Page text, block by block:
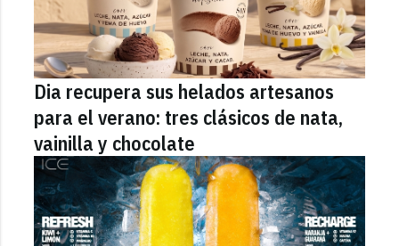
Dia recupera sus helados artesanos
para el verano: tres clásicos de nata,
vainilla y chocolate